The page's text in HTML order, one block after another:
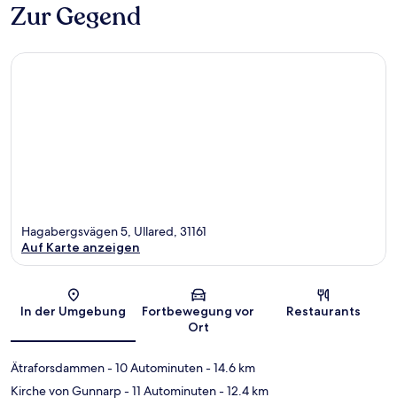
Zur Gegend
Karte
Hagabergsvägen 5, Ullared, 31161
Auf Karte anzeigen
In der Umgebung
Fortbewegung vor
Ort
Restaurants
Ätraforsdammen- 10 Autominuten- 14.6 km
Kirche von Gunnarp- 11 Autominuten- 12.4 km